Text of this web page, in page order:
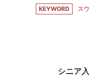
KEYWORD ス
シニア